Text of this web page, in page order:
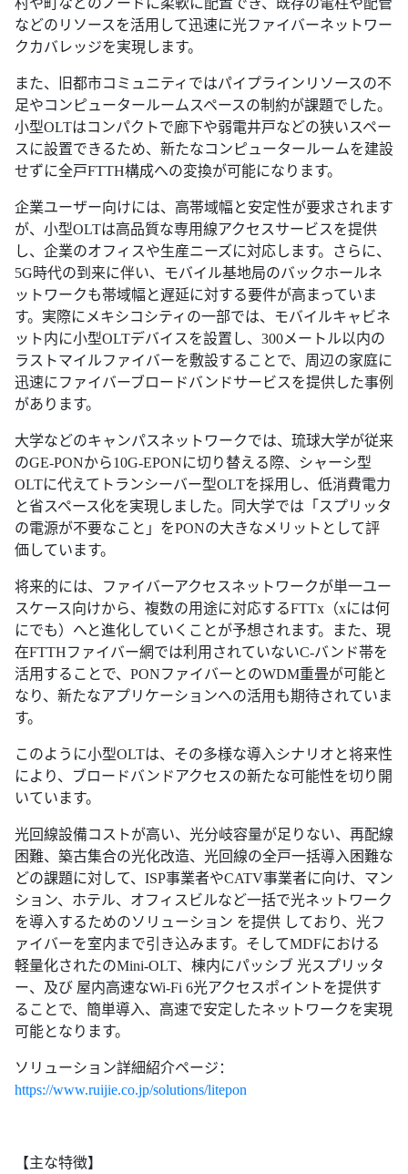
などのリソースを活用して迅速に光ファイバーネットワー
クカバレッジを実現します。
また、旧都市コミュニティではパイプラインリソースの不
足やコンピュータールームスペースの制約が課題でした。
小型OLTはコンパクトで廊下や弱電井戸などの狭いスペー
スに設置できるため、新たなコンピュータールームを建設
せずに全戸FTTH構成への変換が可能になります。
企業ユーザー向けには、高帯域幅と安定性が要求されます
が、小型OLTは高品質な専用線アクセスサービスを提供
し、企業のオフィスや生産ニーズに対応します。さらに、
5G時代の到来に伴い、モバイル基地局のバックホールネ
ットワークも帯域幅と遅延に対する要件が高まっていま
す。実際にメキシコシティの一部では、モバイルキャビネ
ット内に小型OLTデバイスを設置し、300メートル以内の
ラストマイルファイバーを敷設することで、周辺の家庭に
迅速にファイバーブロードバンドサービスを提供した事例
があります。
大学などのキャンパスネットワークでは、琉球大学が従来
のGE-PONから10G-EPONに切り替える際、シャーシ型
OLTに代えてトランシーバー型OLTを採用し、低消費電力
と省スペース化を実現しました。同大学では「スプリッタ
の電源が不要なこと」をPONの大きなメリットとして評
価しています。
将来的には、ファイバーアクセスネットワークが単一ユー
スケース向けから、複数の用途に対応するFTTx（xには何
にでも）へと進化していくことが予想されます。また、現
在FTTHファイバー網では利用されていないC-バンド帯を
活用することで、PONファイバーとのWDM重畳が可能と
なり、新たなアプリケーションへの活用も期待されていま
す。
このように小型OLTは、その多様な導入シナリオと将来性
により、ブロードバンドアクセスの新たな可能性を切り開
いています。
光回線設備コストが高い、光分岐容量が足りない、再配線
困難、築古集合の光化改造、光回線の全戸一括導入困難な
どの課題に対して、ISP事業者やCATV事業者に向け、マン
ション、ホテル、オフィスビルなど一括で光ネットワーク
を導入するためのソリューション を提供 しており、光フ
ァイバーを室内まで引き込みます。そしてMDFにおける
軽量化されたのMini-OLT、棟内にパッシブ 光スプリッタ
ー、及び 屋内高速なWi-Fi 6光アクセスポイントを提供す
ることで、簡単導入、高速で安定したネットワークを実現
可能となります。
ソリューション詳細紹介ページ：
https://www.ruijie.co.jp/solutions/litepon
【主な特徴】